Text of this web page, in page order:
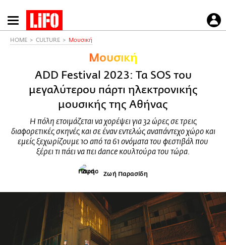
Παράκαμψη
προς
HOME CULTURE Μουσική
Μουσική
ADD Festival 2023: Τα SOS του
μεγαλύτερου πάρτι ηλεκτρονικής
μουσικής της Αθήνας
Η πόλη ετοιμάζεται να χορέψει για 32 ώρες σε τρεις
διαφορετικές σκηνές και σε έναν εντελώς αναπάντεχο χώρο και
εμείς ξεχωρίζουμε 10 από τα 61 ονόματα του φεστιβάλ που
ξέρει τι πάει να πει dance κουλτούρα του τώρα.
Ζωή Παρασίδη